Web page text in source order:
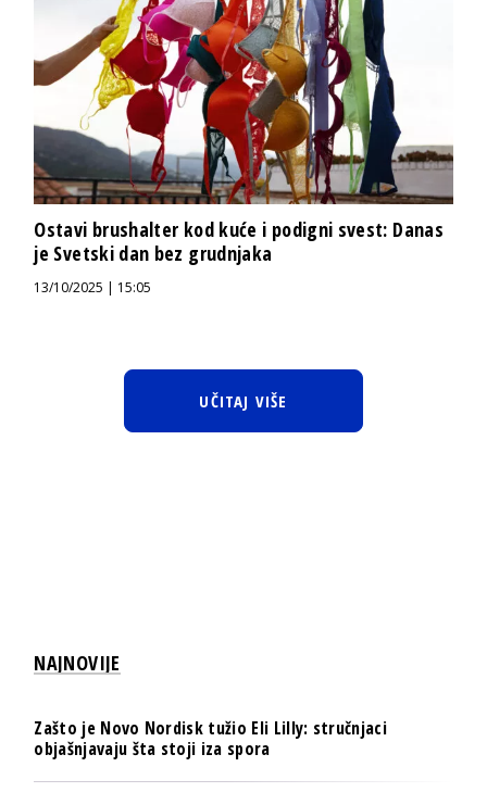
Ostavi brushalter kod kuće i podigni svest: Danas
je Svetski dan bez grudnjaka
13/10/2025 | 15:05
UČITAJ VIŠE
NAJNOVIJE
Zašto je Novo Nordisk tužio Eli Lilly: stručnjaci
objašnjavaju šta stoji iza spora